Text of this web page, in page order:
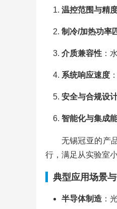
温控范围与精
制冷/加热功率
介质兼容性：
系统响应速度
安全与合规设
智能化与集成
无锡冠亚的产
行，满足从实验室
典型应用场景
半导体制造：